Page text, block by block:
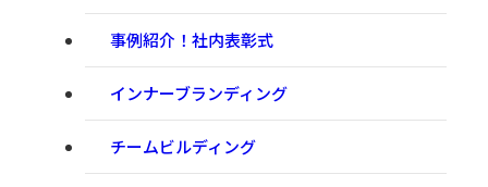
事例紹介！社内表彰式
インナーブランディング
チームビルディング